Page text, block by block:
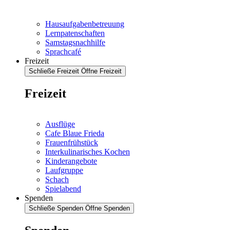
Hausaufgabenbetreuung
Lernpatenschaften
Samstagsnachhilfe
Sprachcafé
Freizeit
Schließe Freizeit Öffne Freizeit
Freizeit
Ausflüge
Cafe Blaue Frieda
Frauenfrühstück
Interkulinarisches Kochen
Kinderangebote
Laufgruppe
Schach
Spielabend
Spenden
Schließe Spenden Öffne Spenden